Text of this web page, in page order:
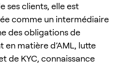
ses clients, elle est
comme un intermédiaire
des obligations de
matière d’AML, lutte
de KYC, connaissance